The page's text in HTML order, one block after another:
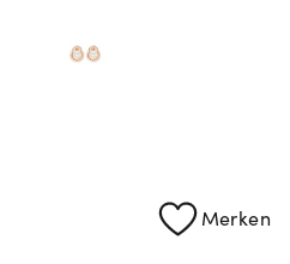
Owned entdecken
Merken